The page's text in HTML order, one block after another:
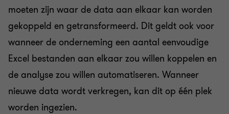
moeten zijn waar de data aan elkaar kan worden
gekoppeld en getransformeerd. Dit geldt ook voor
wanneer de onderneming een aantal eenvoudige
Excel bestanden aan elkaar zou willen koppelen en
de analyse zou willen automatiseren. Wanneer
nieuwe data wordt verkregen, kan dit op één plek
worden ingezien.